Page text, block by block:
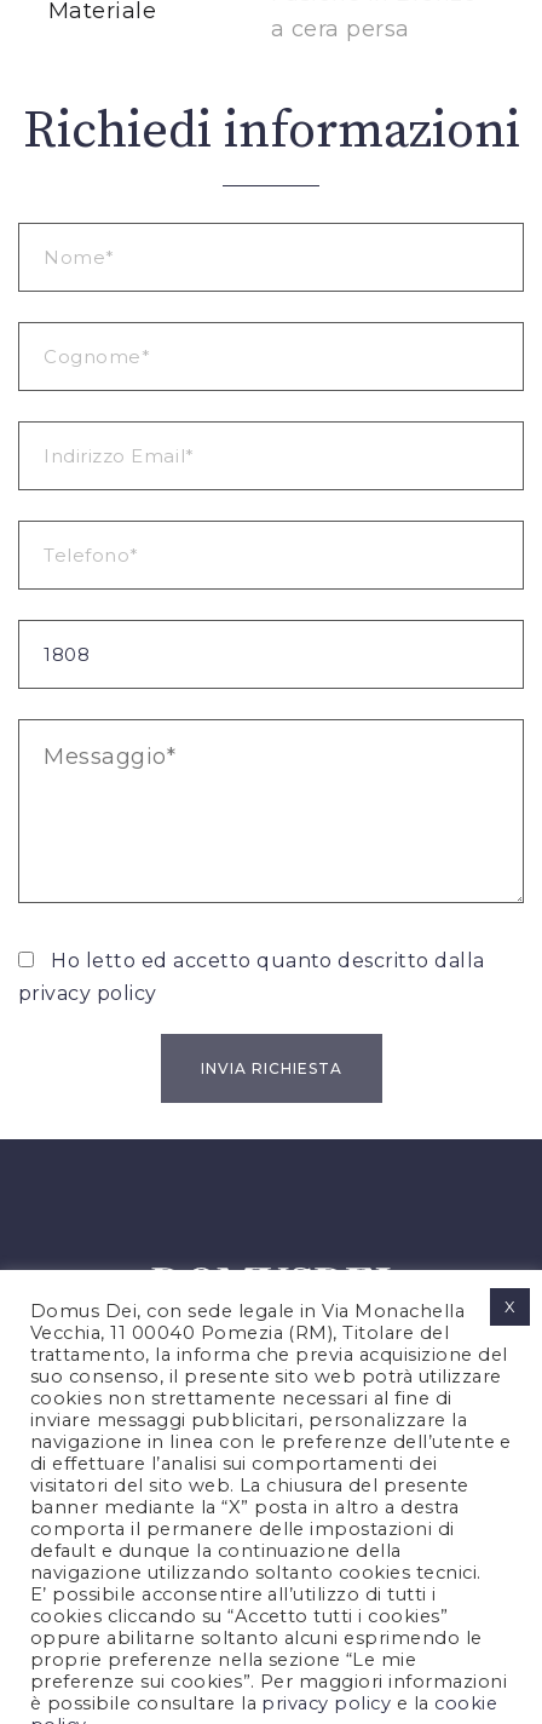
Materiale
a cera persa
Richiedi informazioni
Ho letto ed accetto quanto descritto dalla
privacy policy
PRIVACY POLICY
COOKIES POLICY
NOTE LEGALI
CONTATTACI
FOLLOW US
Domus Dei, con sede legale in Via Monachella
Vecchia, 11 00040 Pomezia (RM), Titolare del
trattamento, la informa che previa acquisizione del
suo consenso, il presente sito web potrà utilizzare
cookies non strettamente necessari al fine di
inviare messaggi pubblicitari, personalizzare la
navigazione in linea con le preferenze dell’utente e
di effettuare l’analisi sui comportamenti dei
visitatori del sito web. La chiusura del presente
banner mediante la “X” posta in altro a destra
comporta il permanere delle impostazioni di
default e dunque la continuazione della
navigazione utilizzando soltanto cookies tecnici.
E’ possibile acconsentire all’utilizzo di tutti i
cookies cliccando su “Accetto tutti i cookies”
oppure abilitarne soltanto alcuni esprimendo le
proprie preferenze nella sezione “Le mie
preferenze sui cookies”. Per maggiori informazioni
è possibile consultare la privacy policy e la cookie
X